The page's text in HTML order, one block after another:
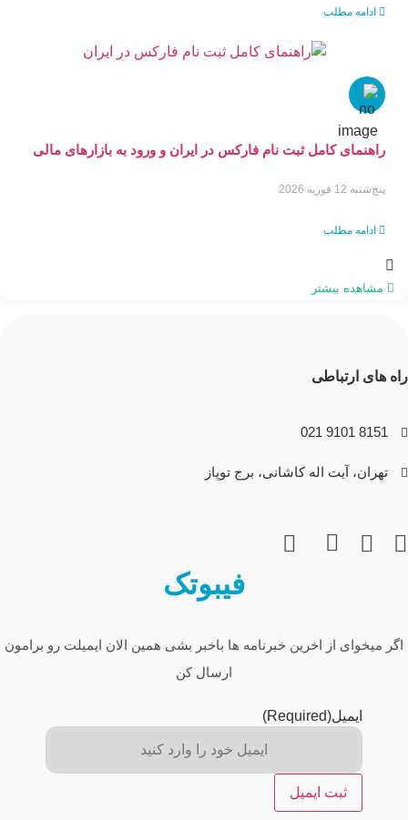
ادامه مطلب
راهنمای کامل ثبت نام فارکس در ایران و ورود به بازارهای مالی
پنج‌شنبه 12 فوریه 2026
ادامه مطلب
مشاهده بیشتر
راه های ارتباطی
8151 9101 021
تهران، آیت اله کاشانی، برج توپاز
فیبوتک
اگر میخوای از اخرین خبرنامه ها باخبر بشی همین الان ایمیلت رو برامون
ارسال کن
ایمیل(Required)